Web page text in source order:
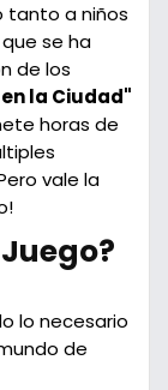
tanto a niños
se ha
de los
la Ciudad"
horas de
vale la
lo necesario
de